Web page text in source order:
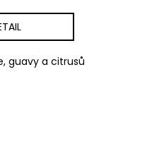
guavy a citrusů